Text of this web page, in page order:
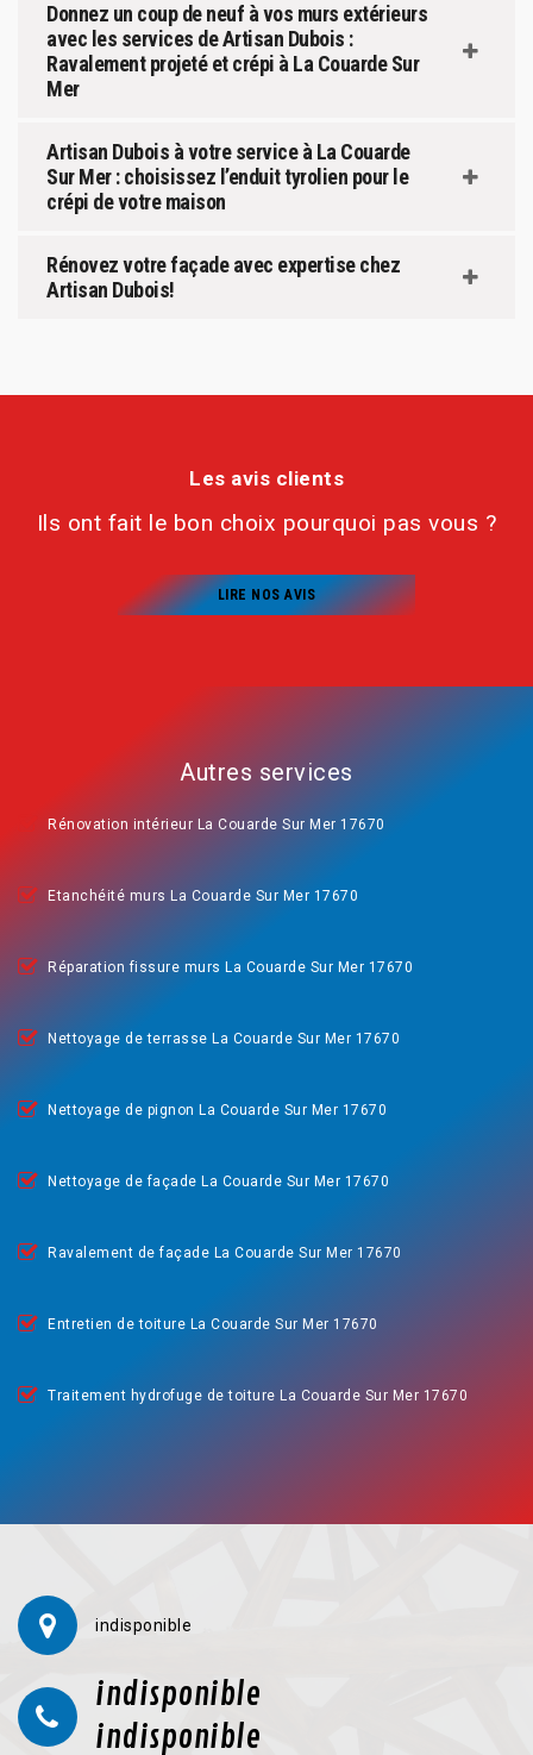
Donnez un coup de neuf à vos murs extérieurs
avec les services de Artisan Dubois :
Ravalement projeté et crépi à La Couarde Sur
Mer
Artisan Dubois à votre service à La Couarde
Sur Mer : choisissez l’enduit tyrolien pour le
crépi de votre maison
Rénovez votre façade avec expertise chez
Artisan Dubois!
Les avis clients
Ils ont fait le bon choix pourquoi pas vous ?
LIRE NOS AVIS
Autres services
Rénovation intérieur La Couarde Sur Mer 17670
Etanchéité murs La Couarde Sur Mer 17670
Réparation fissure murs La Couarde Sur Mer 17670
Nettoyage de terrasse La Couarde Sur Mer 17670
Nettoyage de pignon La Couarde Sur Mer 17670
Nettoyage de façade La Couarde Sur Mer 17670
Ravalement de façade La Couarde Sur Mer 17670
Entretien de toiture La Couarde Sur Mer 17670
Traitement hydrofuge de toiture La Couarde Sur Mer 17670
indisponible
indisponible
indisponible